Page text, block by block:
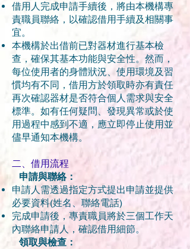
借用人完成申請手續後，將由本機構專
責職員聯絡，以確認借用手續及相關事
宜。
本機構於出借前已對器材進行基本檢
查，確保其基本功能與安全性。然而，
每位使用者的身體狀況、使用環境及習
慣均有不同，借用方於領取時亦有責任
再次確認器材是否符合個人需求與安全
標準。如有任何疑問、發現異常或於使
用過程中感到不適，應立即停止使用並
儘早通知本機構。
二、借用流程
申請與聯絡：
申請人需透過指定方式提出申請並提供
必要資料(姓名、聯絡電話)
完成申請後，專責職員將於三個工作天
內聯絡申請人，確認借用細節。
領取與檢查：